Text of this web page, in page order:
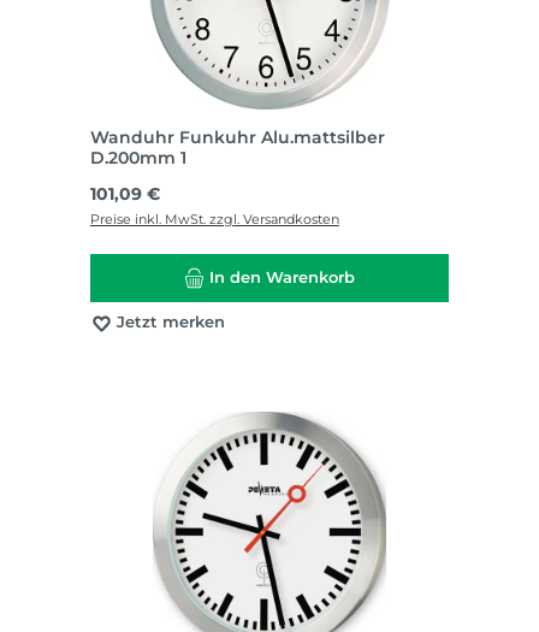
Wanduhr Funkuhr Alu.mattsilber
D.200mm 1
Regulärer Preis:
101,09 €
Preise inkl. MwSt. zzgl. Versandkosten
In den Warenkorb
Jetzt merken